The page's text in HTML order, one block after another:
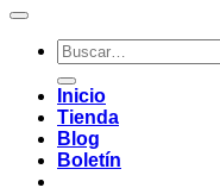
Buscar
por:
Inicio
Tienda
Blog
Boletín